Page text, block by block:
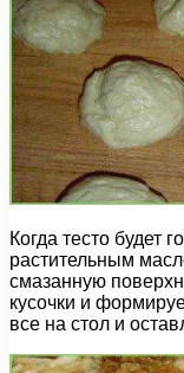
Когда тесто будет
растительным
смазанную
кусочки и
все на стол и